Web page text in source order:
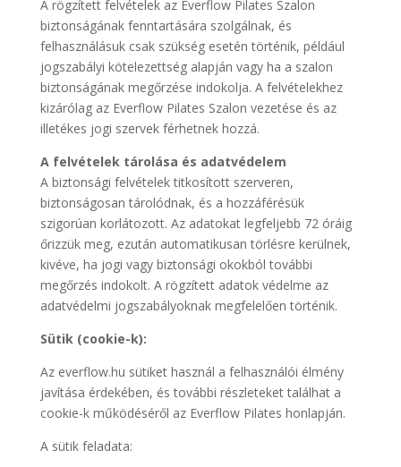
A rögzített felvételek az Everflow Pilates Szalon
biztonságának fenntartására szolgálnak, és
felhasználásuk csak szükség esetén történik, például
jogszabályi kötelezettség alapján vagy ha a szalon
biztonságának megőrzése indokolja. A felvételekhez
kizárólag az Everflow Pilates Szalon vezetése és az
illetékes jogi szervek férhetnek hozzá.
A felvételek tárolása és adatvédelem
A biztonsági felvételek titkosított szerveren,
biztonságosan tárolódnak, és a hozzáférésük
szigorúan korlátozott. Az adatokat legfeljebb 72 óráig
őrizzük meg, ezután automatikusan törlésre kerülnek,
kivéve, ha jogi vagy biztonsági okokból további
megőrzés indokolt. A rögzített adatok védelme az
adatvédelmi jogszabályoknak megfelelően történik.
Sütik (cookie-k):
Az everflow.hu sütiket használ a felhasználói élmény
javítása érdekében, és további részleteket találhat a
cookie-k működéséről az Everflow Pilates honlapján.
A sütik feladata: